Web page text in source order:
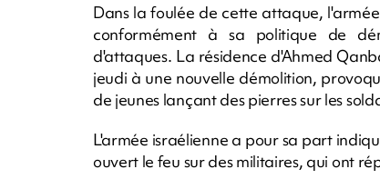
Dans la foulée de cette attaque,
conformément à sa politique de
d'attaques. La résidence d'Ahmed
jeudi à une nouvelle démolition,
de jeunes lançant des pierres sur les
L'armée israélienne a pour sa part
ouvert le feu sur des militaires, qui ont